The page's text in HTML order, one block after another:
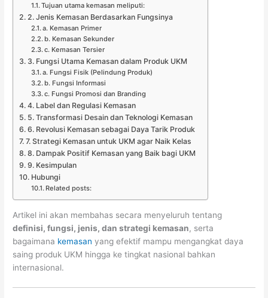
Tujuan utama kemasan meliputi:
2. Jenis Kemasan Berdasarkan Fungsinya
a. Kemasan Primer
b. Kemasan Sekunder
c. Kemasan Tersier
3. Fungsi Utama Kemasan dalam Produk UKM
a. Fungsi Fisik (Pelindung Produk)
b. Fungsi Informasi
c. Fungsi Promosi dan Branding
4. Label dan Regulasi Kemasan
5. Transformasi Desain dan Teknologi Kemasan
6. Revolusi Kemasan sebagai Daya Tarik Produk
7. Strategi Kemasan untuk UKM agar Naik Kelas
8. Dampak Positif Kemasan yang Baik bagi UKM
9. Kesimpulan
Hubungi
Related posts:
Artikel ini akan membahas secara menyeluruh tentang
definisi, fungsi, jenis, dan strategi kemasan, serta
bagaimana kemasan yang efektif mampu mengangkat daya
saing produk UKM hingga ke tingkat nasional bahkan
internasional.